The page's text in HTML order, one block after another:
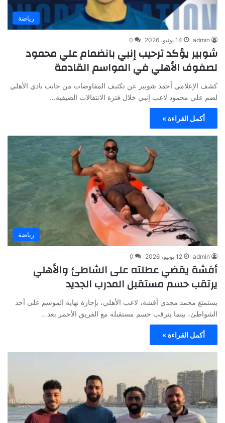
رياضة
admin 14 يونيو، 2026 0
شوبير يؤكد ترحيب إنبي بانضمام علي محمود
لصفوف الأهلي في المواسم القادمة
كشف الإعلامي أحمد شوبير عن تكثيف المفاوضات من جانب نادي الأهلي
لضم علي محمود لاعب إنبي خلال فترة الانتقالات الصيفية…
أكمل القراءة »
رياضة
admin 12 يونيو، 2026 0
أفشة يقضي عطلته على الشاطئ والأهلي
يرتقب حسم مستقبل المدرب الجديد
يستمتع محمد مجدي أفشة، لاعب الأهلي، بإجازة نهاية الموسم على أحد
الشواطئ، بينما يترقب حسم مستقبله مع الفريق الأحمر بعد…
أكمل القراءة »